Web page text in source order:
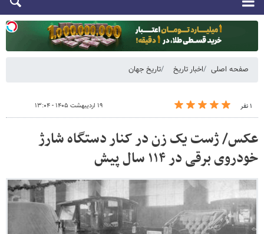
صفحه اصلی اخبار تاریخ تاریخ جهان
۱ نفر ۱۹ اردیبهشت ۱۴۰۵ - ۱۳:۰۴
عکس/ ژست یک زن در کنار دستگاه شارژ
خودروی برقی در ۱۱۴ سال پیش